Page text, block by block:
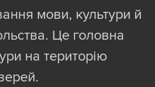
на
розглядаємо як
переліком
інших
мови, культури й
Це головна
на територію